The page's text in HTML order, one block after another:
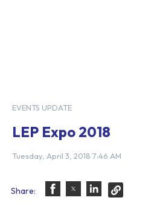
EVENTS UPDATE
LEP Expo 2018
Tuesday, April 3, 2018 7:46 AM
Share: